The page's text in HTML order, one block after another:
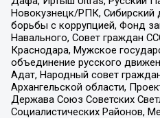
Новокузнецк/РПК,
борьбы с коррупцией, Фонд
Навального, Совет граждан
Краснодара, Мужское
объединение русского
Адат, Народный совет
Архангельской области,
Держава Союз Советских
Социалистических Районов,